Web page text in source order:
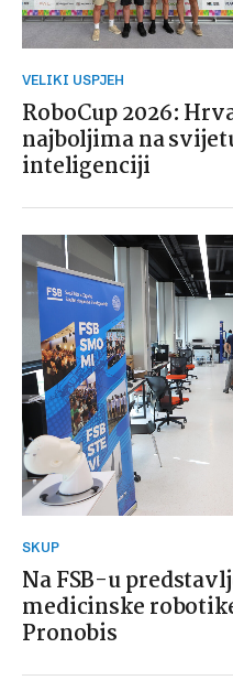
VELIKI USPJEH
RoboCup 2026:
najboljima na
inteligenciji
SKUP
Na FSB-u
medicinske
Pronobis